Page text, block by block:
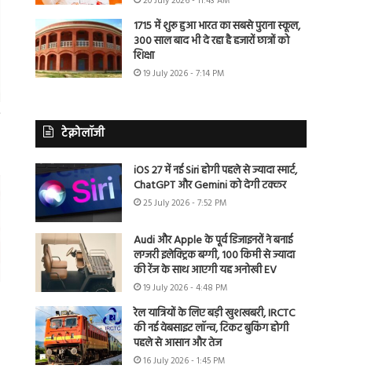
1715 में शुरू हुआ भारत का सबसे पुराना स्कूल,
300 साल बाद भी दे रहा है हजारों छात्रों को
शिक्षा
19 July 2026 - 7:14 PM
टेक्नोलॉजी
iOS 27 में नई Siri होगी पहले से ज्यादा स्मार्ट,
ChatGPT और Gemini को देगी टक्कर
25 July 2026 - 7:52 PM
Audi और Apple के पूर्व डिजाइनरों ने बनाई
लग्जरी इलेक्ट्रिक बग्गी, 100 किमी से ज्यादा
की रेंज के साथ आएगी यह अनोखी EV
19 July 2026 - 4:48 PM
रेल यात्रियों के लिए बड़ी खुशखबरी, IRCTC
की नई वेबसाइट लॉन्च, टिकट बुकिंग होगी
पहले से आसान और तेज
16 July 2026 - 1:45 PM